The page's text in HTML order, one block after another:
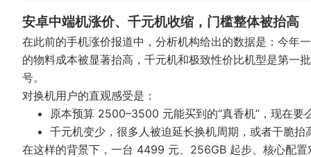
安卓中端机涨价、千元机收缩，门槛整体被抬高
在此前的手机涨价报道中，分析机构给出的数据是：今年
的物料成本被显著抬高，千元机和极致性价比机型是第一
号。
对换机用户的直观感受是：
原本预算 2500–3500 元能买到的“真香机”，现在要
千元机变少，很多人被迫延长换机周期，或者干脆抬
在这样的背景下，一台 4499 元、256GB 起步、核心配